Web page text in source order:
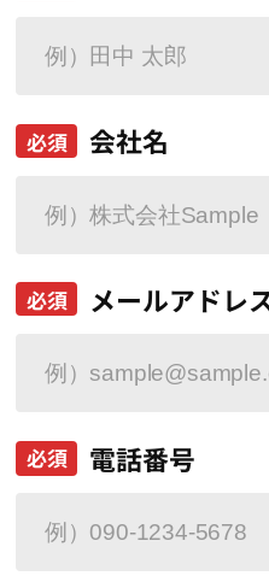
会社名
必須
メールアドレ
必須
電話番号
必須